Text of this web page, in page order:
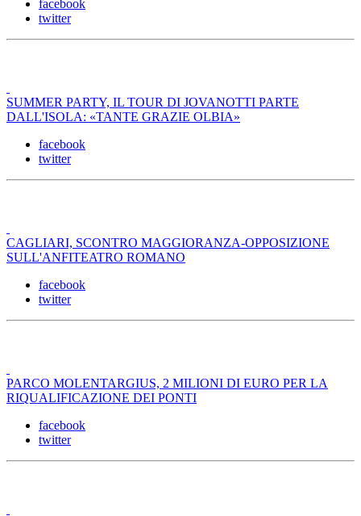
facebook
twitter
SUMMER PARTY, IL TOUR DI JOVANOTTI PARTE
DALL'ISOLA: «TANTE GRAZIE OLBIA»
facebook
twitter
CAGLIARI, SCONTRO MAGGIORANZA-OPPOSIZIONE
SULL'ANFITEATRO ROMANO
facebook
twitter
PARCO MOLENTARGIUS, 2 MILIONI DI EURO PER LA
RIQUALIFICAZIONE DEI PONTI
facebook
twitter